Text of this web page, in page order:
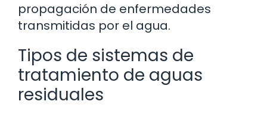
propagación de enfermedades
transmitidas por el agua.
Tipos de sistemas de
tratamiento de aguas
residuales